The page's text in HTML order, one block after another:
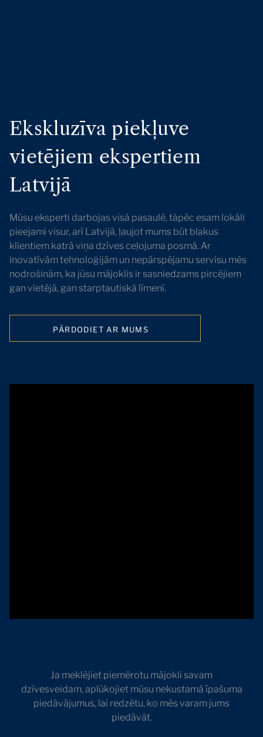
Ekskluzīva piekļuve
vietējiem ekspertiem
Latvijā
Mūsu eksperti darbojas visā pasaulē, tāpēc esam lokāli
pieejami visur, arī Latvijā, ļaujot mums būt blakus
klientiem katrā viņa dzīves ceļojuma posmā. Ar
inovatīvām tehnoloģijām un nepārspējamu servisu mēs
nodrošinām, ka jūsu mājoklis ir sasniedzams pircējiem
gan vietējā, gan starptautiskā līmenī.
PĀRDODIET AR MUMS
Ja meklējiet piemērotu mājokli savam
dzīvesveidam, aplūkojiet mūsu nekustamā īpašuma
piedāvājumus, lai redzētu, ko mēs varam jums
piedāvāt.